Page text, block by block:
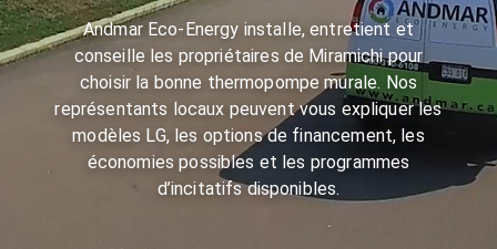
Andmar Eco-Energy installe, entretient et
conseille les propriétaires de Miramichi pour
choisir la bonne thermopompe murale. Nos
représentants locaux peuvent vous expliquer les
modèles LG, les options de financement, les
économies possibles et les programmes
d’incitatifs disponibles.